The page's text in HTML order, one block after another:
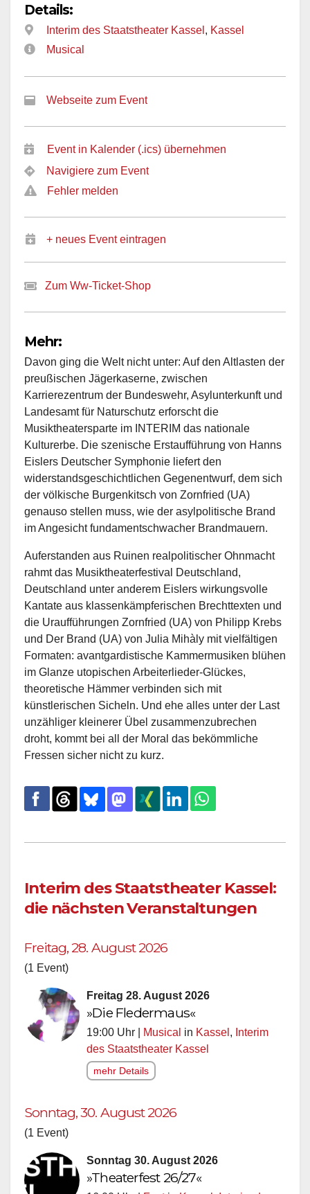
Details:
Interim des Staatstheater Kassel , Kassel
Musical
Webseite zum Event
Event in Kalender (.ics) übernehmen
Navigiere zum Event
Fehler melden
+ neues Event eintragen
Zum Ww-Ticket-Shop
Mehr:
Davon ging die Welt nicht unter: Auf den Altlasten der
preußischen Jägerkaserne, zwischen
Karrierezentrum der Bundeswehr, Asylunterkunft und
Landesamt für Naturschutz erforscht die
Musiktheatersparte im INTERIM das nationale
Kulturerbe. Die szenische Erstaufführung von Hanns
Eislers Deutscher Symphonie liefert den
widerstandsgeschichtlichen Gegenentwurf, dem sich
der völkische Burgenkitsch von Zornfried (UA)
genauso stellen muss, wie der asylpolitische Brand
im Angesicht fundamentschwacher Brandmauern.
Auferstanden aus Ruinen realpolitischer Ohnmacht
rahmt das Musiktheaterfestival Deutschland,
Deutschland unter anderem Eislers wirkungsvolle
Kantate aus klassenkämpferischen Brechttexten und
die Uraufführungen Zornfried (UA) von Philipp Krebs
und Der Brand (UA) von Julia Mihàly mit vielfältigen
Formaten: avantgardistische Kammermusiken blühen
im Glanze utopischen Arbeiterlieder-Glückes,
theoretische Hämmer verbinden sich mit
künstlerischen Sicheln. Und ehe alles unter der Last
unzähliger kleinerer Übel zusammenzubrechen
droht, kommt bei all der Moral das bekömmliche
Fressen sicher nicht zu kurz.
Interim des Staatstheater Kassel:
die nächsten Veranstaltungen
Freitag, 28. August 2026
(1 Event)
Freitag 28. August 2026
»Die Fledermaus«
19:00 Uhr | Musical in Kassel , Interim
des Staatstheater Kassel
mehr Details
Sonntag, 30. August 2026
(1 Event)
Sonntag 30. August 2026
»Theaterfest 26/27«